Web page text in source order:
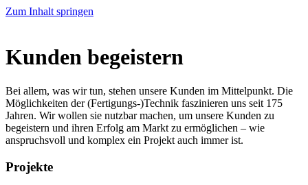
Zum Inhalt springen
Kunden begeistern
Bei allem, was wir tun, stehen unsere Kunden im Mittelpunkt. Die
Möglichkeiten der (Fertigungs-)Technik faszinieren uns seit 175
Jahren. Wir wollen sie nutzbar machen, um unsere Kunden zu
begeistern und ihren Erfolg am Markt zu ermöglichen – wie
anspruchsvoll und komplex ein Projekt auch immer ist.
Projekte